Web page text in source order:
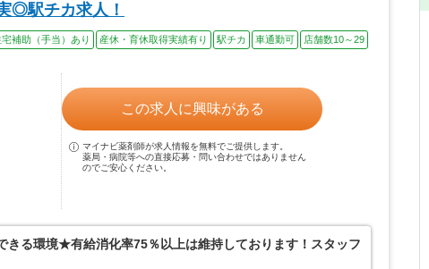
◎駅チカ求人！
宅補助（手当）あり 産休・育休取得実績有り 駅チカ 車通勤可
店舗数10～29
この求人に興味がある
マイナビ薬剤師が求人情報を無料でご提供します。
薬局・病院等への直接応募・問い合わせではありません
のでご安心ください。
きる環境★有給消化率75％以上は維持しております！スタッフ